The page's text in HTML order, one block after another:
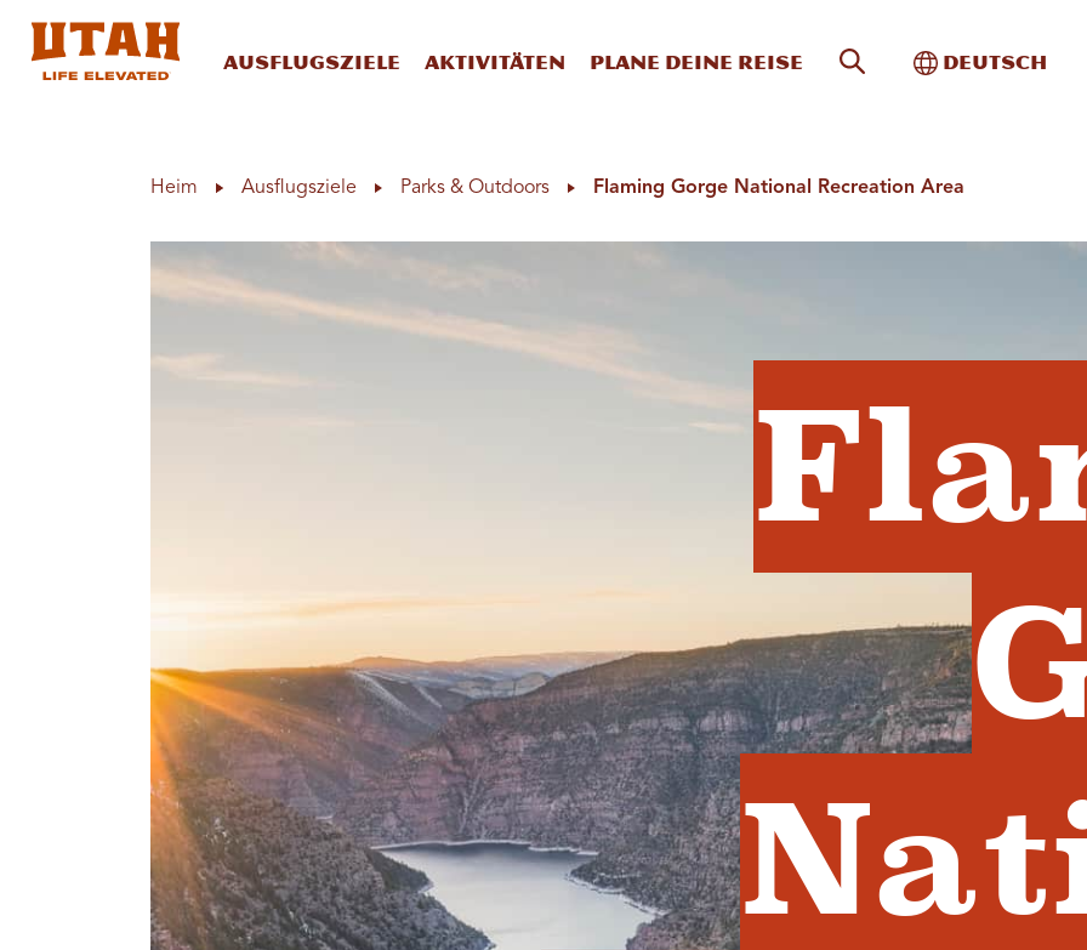
Ausflugsziele Aktivitäten Plane deine Reise Website-Suche
Toggle
Deutsch
Heim Ausflugsziele Parks & Outdoors Flaming Gorge National Recreation Area